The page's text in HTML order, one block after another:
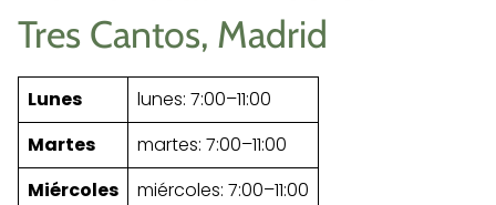
Tres Cantos, Madrid
Lunes
lunes: 7:00–11:00
Martes
martes: 7:00–11:00
Miércoles
miércoles: 7:00–11:00